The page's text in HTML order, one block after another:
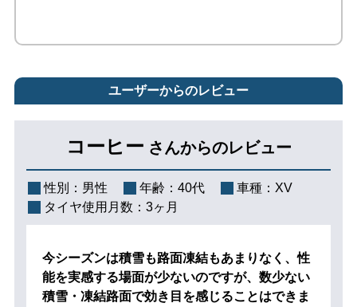
ユーザーからのレビュー
コーヒー さんからのレビュー
性別： 男性 年齢： 40代 車種： XV
タイヤ使用月数： 3ヶ月
今シーズンは積雪も路面凍結もあまりなく、性
能を実感する場面が少ないのですが、数少ない
積雪・凍結路面で効き目を感じることはできま